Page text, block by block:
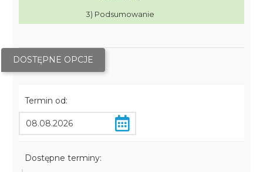
3) Podsumowanie
DOSTĘPNE OPCJE
Termin od:
Dostępne terminy: